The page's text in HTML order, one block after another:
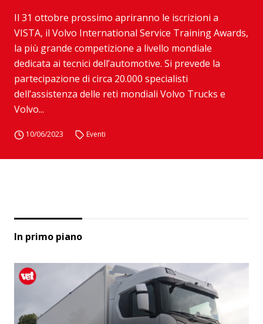
Il 31 ottobre prossimo apriranno le iscrizioni a
VISTA, il Volvo International Service Training Awards,
la più grande competizione a livello mondiale
dedicata ai tecnici dell’automotive. Si prevede la
partecipazione di circa 20.000 specialisti
dell’assistenza delle reti mondiali Volvo Trucks e
Volvo...
10/06/2023 Eventi
In primo piano